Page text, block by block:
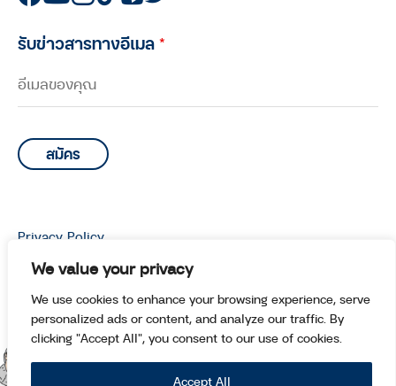
We value your privacy
We use cookies to enhance your browsing experience, serve
personalized ads or content, and analyze our traffic. By
clicking "Accept All", you consent to our use of cookies.
Accept All
รับข่าวสารทางอีเมล*
© Copyright 2026 Manoottangwai All Rights Reserved.
Privacy Policy